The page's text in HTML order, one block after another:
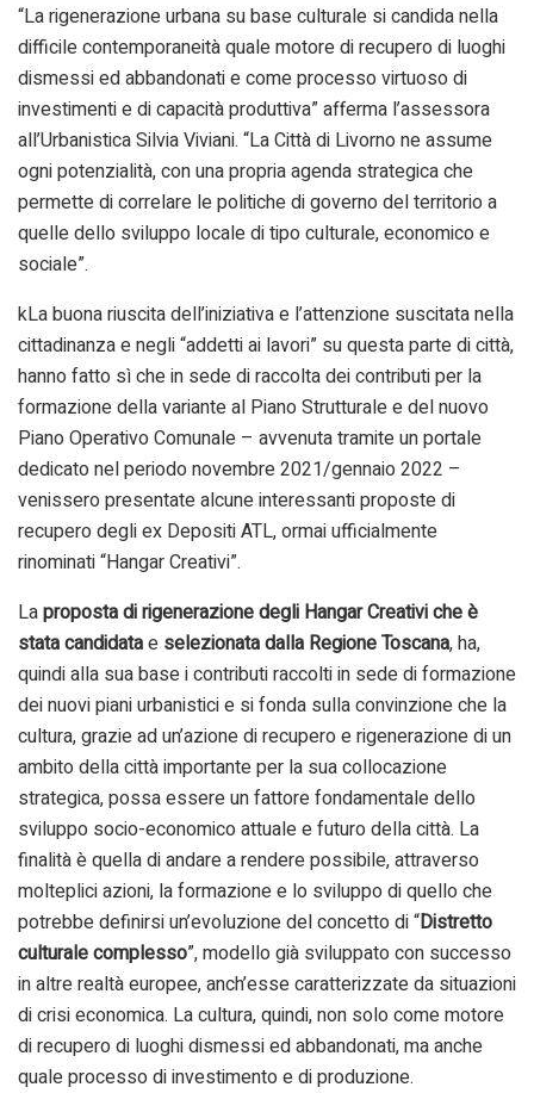
“La rigenerazione urbana su base culturale si candida nella
difficile contemporaneità quale motore di recupero di luoghi
dismessi ed abbandonati e come processo virtuoso di
investimenti e di capacità produttiva” afferma l’assessora
all’Urbanistica Silvia Viviani. “La Città di Livorno ne assume
ogni potenzialità, con una propria agenda strategica che
permette di correlare le politiche di governo del territorio a
quelle dello sviluppo locale di tipo culturale, economico e
sociale”.
kLa buona riuscita dell’iniziativa e l’attenzione suscitata nella
cittadinanza e negli “addetti ai lavori” su questa parte di città,
hanno fatto sì che in sede di raccolta dei contributi per la
formazione della variante al Piano Strutturale e del nuovo
Piano Operativo Comunale – avvenuta tramite un portale
dedicato nel periodo novembre 2021/gennaio 2022 –
venissero presentate alcune interessanti proposte di
recupero degli ex Depositi ATL, ormai ufficialmente
rinominati “Hangar Creativi”.
Laproposta di rigenerazione degli Hangar Creativi che è
stata candidatae selezionata dalla Regione Toscana, ha,
quindi alla sua base i contributi raccolti in sede di formazione
dei nuovi piani urbanistici e si fonda sulla convinzione che la
cultura, grazie ad un’azione di recupero e rigenerazione di un
ambito della città importante per la sua collocazione
strategica, possa essere un fattore fondamentale dello
sviluppo socio-economico attuale e futuro della città. La
finalità è quella di andare a rendere possibile, attraverso
molteplici azioni, la formazione e lo sviluppo di quello che
potrebbe definirsi un’evoluzione del concetto di “Distretto
culturale complesso”, modello già sviluppato con successo
in altre realtà europee, anch’esse caratterizzate da situazioni
di crisi economica. La cultura, quindi, non solo come motore
di recupero di luoghi dismessi ed abbandonati, ma anche
quale processo di investimento e di produzione.